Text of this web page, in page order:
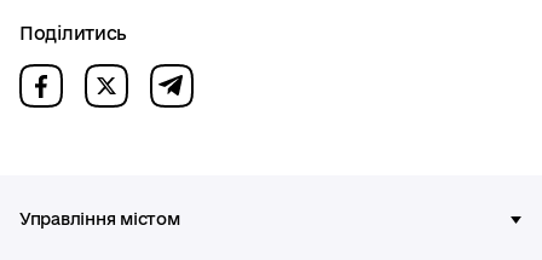
Поділитись
Управління містом